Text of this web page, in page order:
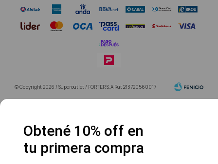
© Copyright 2026 / Superoutlet / FORTER S.A Rut 213720560017
Obtené 10% off en
tu primera compra